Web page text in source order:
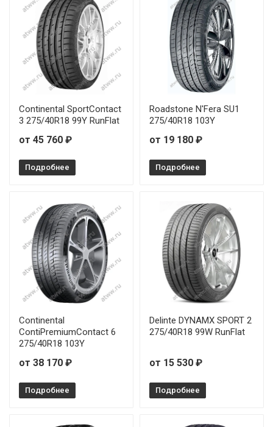
Continental SportContact
3 275/40R18 99Y RunFlat
от 45 760 ₽
Подробнее
Roadstone N'Fera SU1
275/40R18 103Y
от 19 180 ₽
Подробнее
Continental
ContiPremiumContact 6
275/40R18 103Y
от 38 170 ₽
Подробнее
Delinte DYNAMX SPORT 2
275/40R18 99W RunFlat
от 15 530 ₽
Подробнее